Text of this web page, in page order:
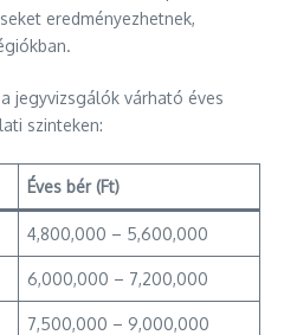
eredményezhetnek,
jegyvizsgálók várható éves
szinteken:
Éves bér (Ft)
4,800,000 – 5,600,000
6,000,000 – 7,200,000
7,500,000 – 9,000,000